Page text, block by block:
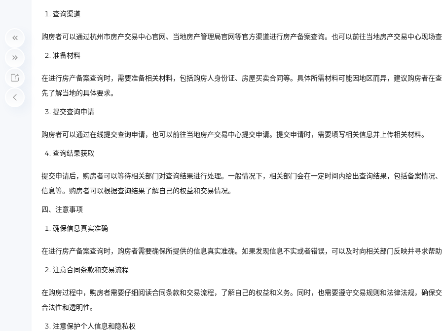
查询渠道
购房者可以通过杭州市房产交易中心官网、当地房产管理局官网等官方渠道进行房产备案查询。也可以前往当地房产交易中心现场
准备材料
在进行房产备案查询时，需要准备相关材料，包括购房人身份证、房屋买卖合同等。具体所需材料可能因地区而异，建议购房者在
先了解当地的具体要求。
提交查询申请
购房者可以通过在线提交查询申请，也可以前往当地房产交易中心提交申请。提交申请时，需要填写相关信息并上传相关材料。
查询结果获取
提交申请后，购房者可以等待相关部门对查询结果进行处理。一般情况下，相关部门会在一定时间内给出查询结果，包括备案情况
信息等。购房者可以根据查询结果了解自己的权益和交易情况。
四、注意事项
确保信息真实准确
在进行房产备案查询时，购房者需要确保所提供的信息真实准确。如果发现信息不实或者错误，可以及时向相关部门反映并寻求帮
注意合同条款和交易流程
在购房过程中，购房者需要仔细阅读合同条款和交易流程，了解自己的权益和义务。同时，也需要遵守交易规则和法律法规，确保
合法性和透明性。
注意保护个人信息和隐私权